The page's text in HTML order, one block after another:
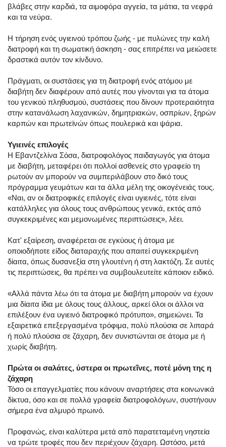
βλάβες στην καρδιά, τα αιμοφόρα αγγεία, τα μάτια, τα νεφρά
και τα νεύρα.
Η τήρηση ενός υγιεινού τρόπου ζωής - με πυλώνες την καλή
διατροφή και τη σωματική άσκηση - σας επιτρέπει να μειώσετε
δραστικά αυτόν τον κίνδυνο.
Πράγματι, οι συστάσεις για τη διατροφή ενός ατόμου με
διαβήτη δεν διαφέρουν από αυτές που γίνονται για τα άτομα
του γενικού πληθυσμού, συστάσεις που δίνουν προτεραιότητα
στην κατανάλωση λαχανικών, δημητριακών, οσπρίων, ξηρών
καρπών και πρωτεϊνών όπως πουλερικά και ψάρια.
Υγιεινές επιλογές
Η Εβαντζελίνα Σόσα, διατροφολόγος παιδαγωγός για άτομα
με διαβήτη, μεταφέρει ότι πολλοί ασθενείς στο γραφείο τη
ρωτούν αν μπορούν να συμπεριλάβουν στο δικό τους
πρόγραμμα γευμάτων και τα άλλα μέλη της οικογένειάς τους.
«Ναι, αν οι διατροφικές επιλογές είναι υγιεινές, τότε είναι
κατάλληλες για όλους τους ανθρώπους γενικά, εκτός από
συγκεκριμένες και μεμονωμένες περιπτώσεις», λέει.
Κατ' εξαίρεση, αναφέρεται σε εγκύους ή άτομα με
οποιοδήποτε είδος διαταραχής που απαιτεί συγκεκριμένη
δίαιτα, όπως δυσανεξία στη γλουτένη ή στη λακτόζη. Σε αυτές
τις περιπτώσεις, θα πρέπει να συμβουλευτείτε κάποιον ειδικό.
«Αλλά πάντα λέω ότι τα άτομα με διαβήτη μπορούν να έχουν
μια δίαιτα ίδια με όλους τους άλλους, αρκεί όλοι οι άλλοι να
επιλέξουν ένα υγιεινό διατροφικό πρότυπο», σημειώνει. Τα
εξαιρετικά επεξεργασμένα τρόφιμα, πολύ πλούσια σε λιπαρά
ή πολύ πλούσια σε ζάχαρη, δεν συνιστώνται σε άτομα με ή
χωρίς διαβήτη.
Πρώτα οι σαλάτες, ύστερα οι πρωτεΐνες, ποτέ μόνη της η
ζάχαρη
Τόσο οι επαγγελματίες που κάνουν αναρτήσεις στα κοινωνικά
δίκτυα, όσο και σε πολλά γραφεία διατροφολόγων, συστήνουν
σήμερα ένα αλμυρό πρωινό.
Προφανώς, είναι καλύτερα μετά από παρατεταμένη νηστεία
να τρώτε τροφές που δεν περιέχουν ζάχαρη. Ωστόσο, μετά